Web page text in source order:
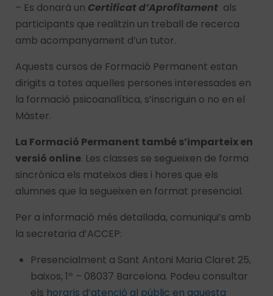
– Es donarà un Certificat d’Aprofitament als
participants que realitzin un treball de recerca
amb acompanyament d’un tutor.
Aquests cursos de Formació Permanent estan
dirigits a totes aquelles persones interessades en
la formació psicoanalítica, s’inscriguin o no en el
Màster.
La Formació Permanent també s’imparteix en
versió online. Les classes se segueixen de forma
sincrònica els mateixos dies i hores que els
alumnes que la segueixen en format presencial.
Per a informació més detallada, comuniqui’s amb
la secretaria d’ACCEP:
Presencialment a Sant Antoni Maria Claret 25,
baixos, 1º – 08037 Barcelona. Podeu consultar
els horaris d’atenció al públic en aquesta